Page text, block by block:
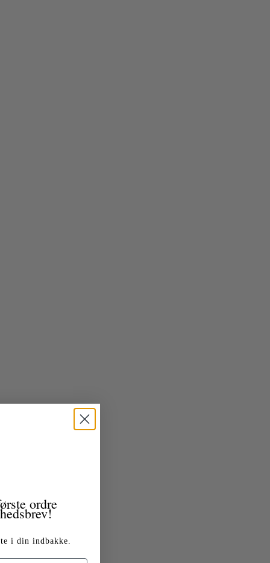
ordre
i din indbakke.